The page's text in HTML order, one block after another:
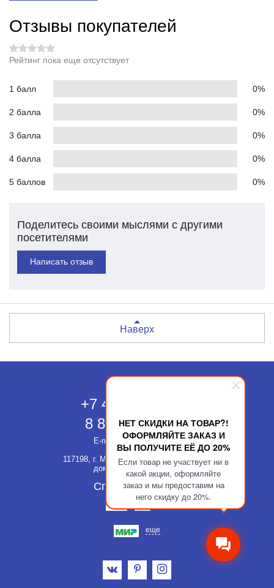
НЕТ СКИДКИ НА ТОВАР?!
ОФОРМЛЯЙТЕ ЗАКАЗ И
ВЫ ПОЛУЧИТЕ ЕЁ ДО 20%
Если товар не участвует ни в
какой акции, оформляйте
заказ и мы предоставим на
него скидку до 20%.
Отзывы покупателей
Рейтинг пока еще отсутствует
1 балл 0%
2 балла 0%
3 балла 0%
4 балла 0%
5 баллов 0%
Поделитесь своими мыслями с другими
посетителями
Написать отзыв
Наверх
+7 495 118-43-83
8 800 511-52-66
E-mail:
info@kupatika.ru
117198, г. Москва, ул. Миклухо-Маклая,
дом 8, стр. 3, офис 311
Способы оплаты
еще